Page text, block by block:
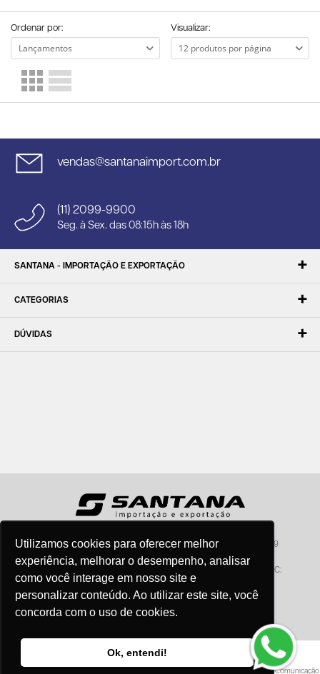
Utilizamos cookies para oferecer melhor
experiência, melhorar o desempenho, analisar
como você interage em nosso site e
personalizar conteúdo. Ao utilizar este site, você
concorda com o uso de cookies.
Ok, entendi!
Ordenar por: Visualizar:
vendas@santanaimport.com.br
(11) 2099-9900
Seg. à Sex. das 08:15h às 18h
SANTANA - IMPORTAÇÃO E EXPORTAÇÃO
CATEGORIAS
DÚVIDAS
Santana - Importação e Exportação - CNPJ:57.464.653/0001-49
Atendimento por telefone: dias úteis, das 08:15hs às 18:00hs
SAC:
sac@santanaimport.com.br
@2026- Todos os direitos reservados
- Tecnologia e Comunicação